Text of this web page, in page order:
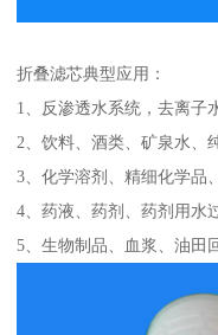
折叠滤芯典型应用：
1、反渗透水系统，去离子
2、饮料、酒类、矿泉水、
3、化学溶剂、精细化学品
4、药液、药剂、药剂用水
5、生物制品、血浆、油田